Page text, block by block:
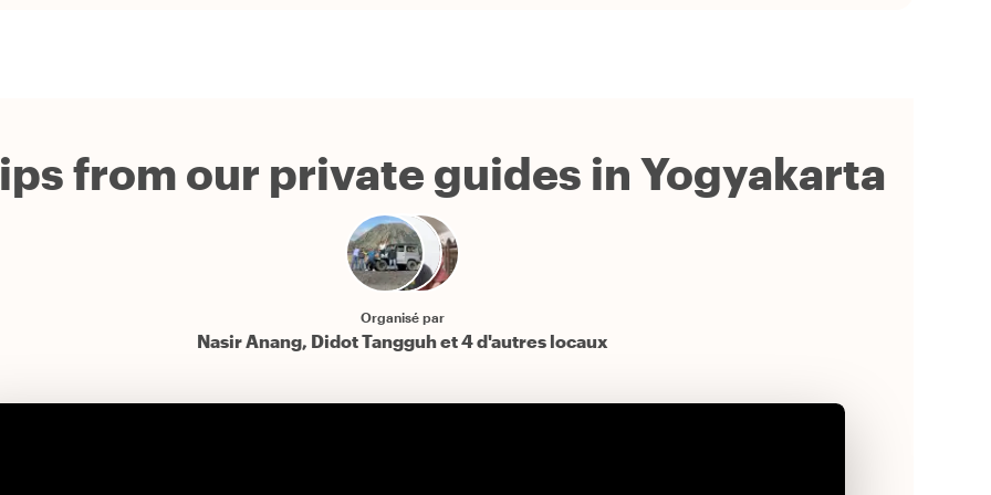
from our private guides in Yogyakarta
Organisé par
Nasir Anang, Didot Tangguh et 4 d'autres locaux